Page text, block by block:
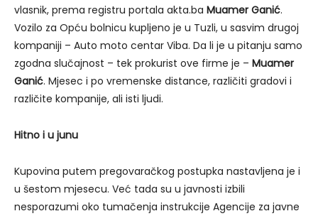
vlasnik, prema registru portala akta.ba Muamer Ganić.
Vozilo za Opću bolnicu kupljeno je u Tuzli, u sasvim drugoj
kompaniji – Auto moto centar Viba. Da li je u pitanju samo
zgodna slučajnost – tek prokurist ove firme je – Muamer
Ganić. Mjesec i po vremenske distance, različiti gradovi i
različite kompanije, ali isti ljudi.
Hitno i u junu
Kupovina putem pregovaračkog postupka nastavljena je i
u šestom mjesecu. Već tada su u javnosti izbili
nesporazumi oko tumačenja instrukcije Agencije za javne